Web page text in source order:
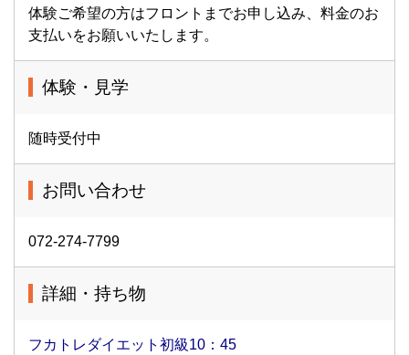
体験ご希望の方はフロントまでお申し込み、料金のお
支払いをお願いいたします。
体験・見学
随時受付中
お問い合わせ
072-274-7799
詳細・持ち物
フカトレダイエット初級10：45